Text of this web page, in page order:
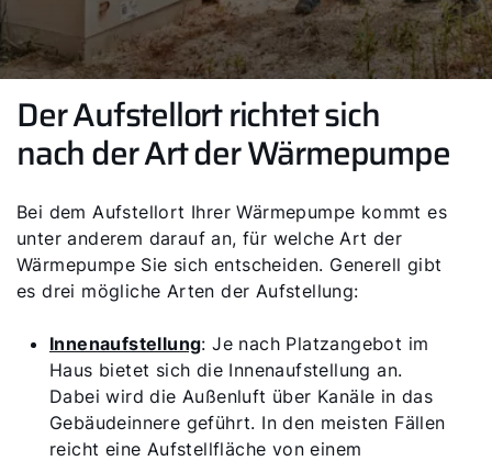
Der Aufstellort richtet sich
nach der Art der Wärmepumpe
Bei dem Aufstellort Ihrer Wärmepumpe kommt es
unter anderem darauf an, für welche Art der
Wärmepumpe Sie sich entscheiden. Generell gibt
es drei mögliche Arten der Aufstellung:
Innenaufstellung: Je nach Platzangebot im
Haus bietet sich die Innenaufstellung an.
Dabei wird die Außenluft über Kanäle in das
Gebäudeinnere geführt. In den meisten Fällen
reicht eine Aufstellfläche von einem